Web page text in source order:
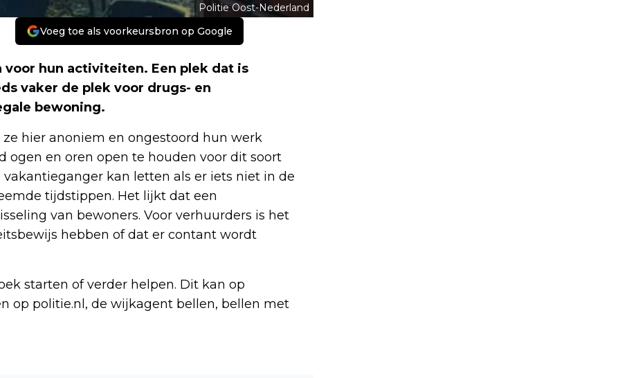
Politie Oost-Nederland
Voeg toe als voorkeursbron op Google
hun activiteiten. Een plek dat is
vaker de plek voor drugs- en
bewoning.
hier anoniem en ongestoord hun werk
ogen en oren open te houden voor dit soort
kan letten als er iets niet in de
tijdstippen. Het lijkt dat een
van bewoners. Voor verhuurders is het
hebben of dat er contant wordt
starten of verder helpen. Dit kan op
op politie.nl, de wijkagent bellen, bellen met